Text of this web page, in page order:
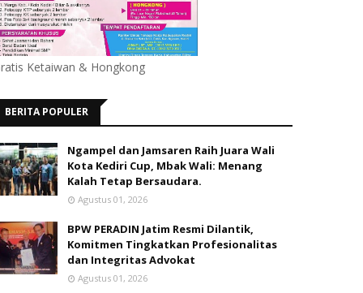
Ketaiwan & Hongkong
BERITA POPULER
Ngampel dan Jamsaren Raih Juara Wali
Kota Kediri Cup, Mbak Wali: Menang
Kalah Tetap Bersaudara.
Agustus 01, 2026
BPW PERADIN Jatim Resmi Dilantik,
Komitmen Tingkatkan Profesionalitas
dan Integritas Advokat
Agustus 01, 2026